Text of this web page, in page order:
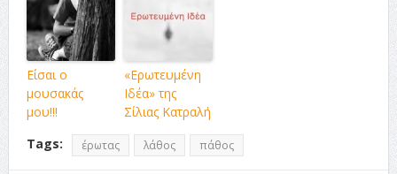
Είσαι ο
μουσακάς
μου!!!
«Ερωτευμένη
Ιδέα» της
Σίλιας Κατραλή
Tags:
έρωτας λάθος πάθος